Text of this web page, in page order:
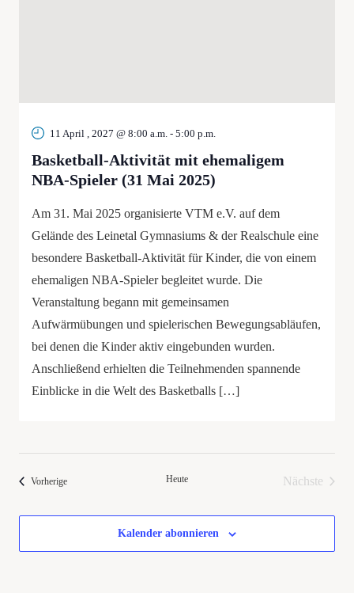
Basketball-Aktivität mit ehemaligem
NBA-Spieler (31 Mai 2025)
11 April , 2027 @ 8:00 a.m. - 5:00 p.m.
Am 31. Mai 2025 organisierte VTM e.V. auf dem
Gelände des Leinetal Gymnasiums & der Realschule eine
besondere Basketball-Aktivität für Kinder, die von einem
ehemaligen NBA-Spieler begleitet wurde. Die
Veranstaltung begann mit gemeinsamen
Aufwärmübungen und spielerischen Bewegungsabläufen,
bei denen die Kinder aktiv eingebunden wurden.
Anschließend erhielten die Teilnehmenden spannende
Einblicke in die Welt des Basketballs […]
VorherigeVeranstaltungen Heute
Nächste
Kalender abonnieren